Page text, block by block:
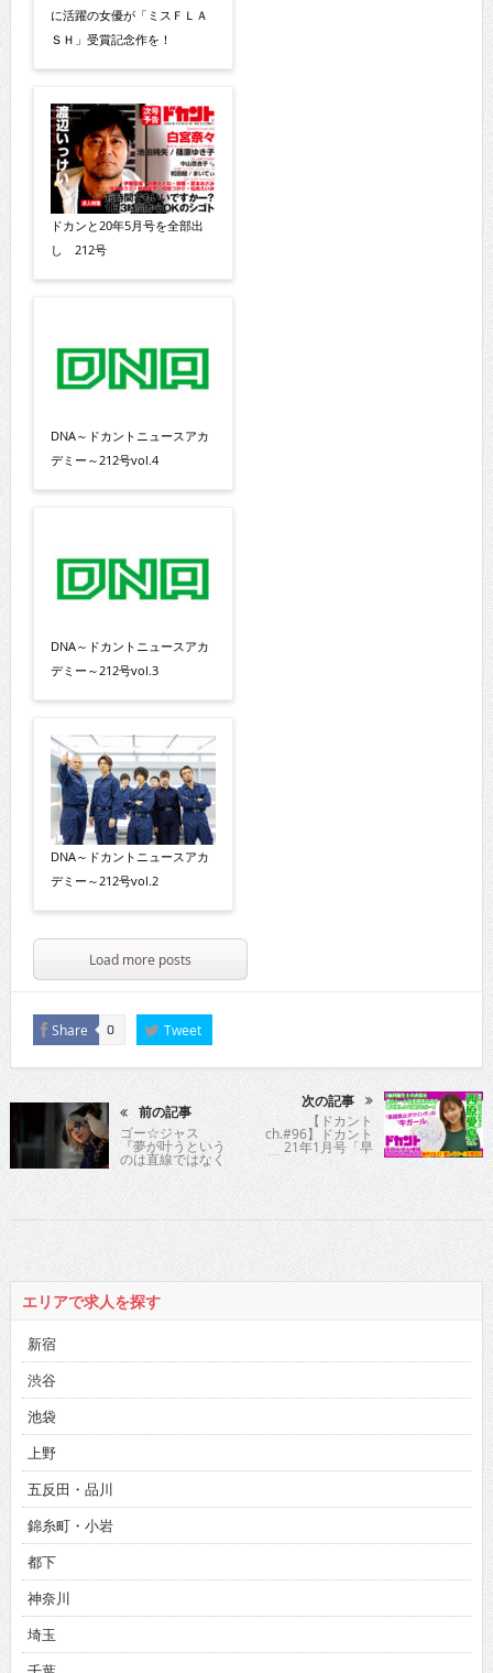
に活躍の女優が「ミスＦＬＡ
ＳＨ」受賞記念作を！
ドカンと20年5月号を全部出
し 212号
DNA～ドカントニュースアカ
デミー～212号vol.4
DNA～ドカントニュースアカ
デミー～212号vol.3
DNA～ドカントニュースアカ
デミー～212号vol.2
Load more posts
Share 0 Tweet
前の記事
ゴー☆ジャス
『夢が叶うという
のは直線ではなく
いろいろな道があ
ると言いたい！』
次の記事
【ドカント
ch.#96】ドカント
21年1月号「早
耳！エンタメ・イ
ンタビュー553」
西原愛夏さんの動
画第3弾！
エリアで求人を探す
新宿
渋谷
池袋
上野
五反田・品川
錦糸町・小岩
都下
神奈川
埼玉